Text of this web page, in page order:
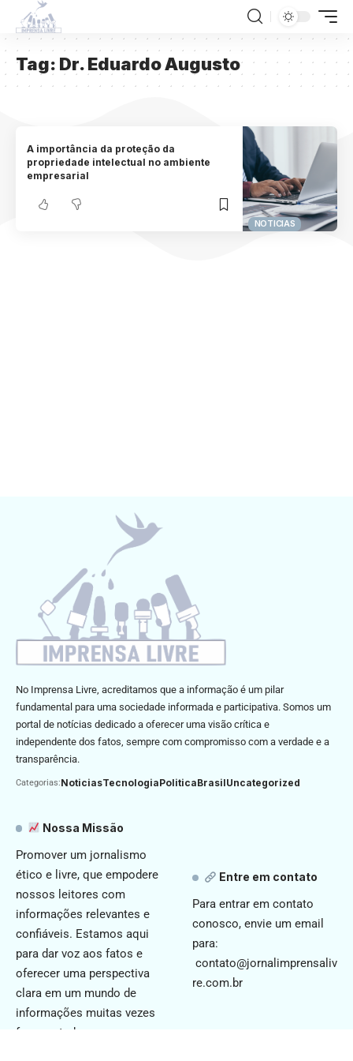
Tag: Dr. Eduardo Augusto
NOTICIAS
A importância da proteção da
propriedade intelectual no ambiente
empresarial
No Imprensa Livre, acreditamos que a informação é um pilar
fundamental para uma sociedade informada e participativa. Somos um
portal de notícias dedicado a oferecer uma visão crítica e
independente dos fatos, sempre com compromisso com a verdade e a
transparência.
Categorias:NoticiasTecnologiaPoliticaBrasilUncategorized
Nossa Missão
Promover um jornalismo
ético e livre, que empodere
nossos leitores com
informações relevantes e
confiáveis. Estamos aqui
para dar voz aos fatos e
oferecer uma perspectiva
clara em um mundo de
informações muitas vezes
fragmentadas.
Entre em contato
Para entrar em contato
conosco, envie um email
para:
contato@jornalimprensaliv
re.com.br